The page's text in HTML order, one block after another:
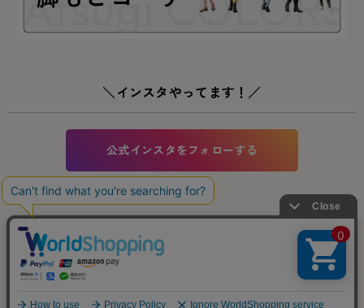
＼インスタやってます！／
公式インスタをフォローする
※掲載内容はページ作成当時のものです。事前の予告なく変更になる場合がございま
す。